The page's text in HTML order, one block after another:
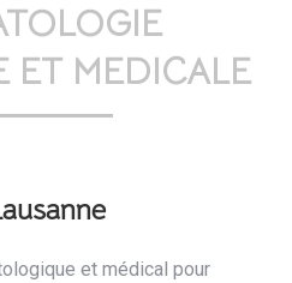
ET MEDICALE
et médical pour